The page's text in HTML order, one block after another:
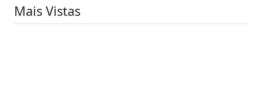
Mais Vistas